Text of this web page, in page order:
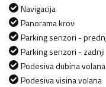
Navigacija
Panorama krov
Parking senzori -
Parking senzori - zadnji
Podesiva dubina volana
Podesiva visina volana